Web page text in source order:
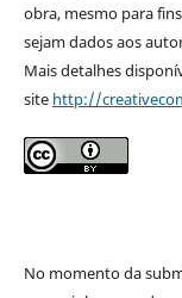
obra, mesmo para
sejam dados aos
Mais detalhes
site http://
No momento da